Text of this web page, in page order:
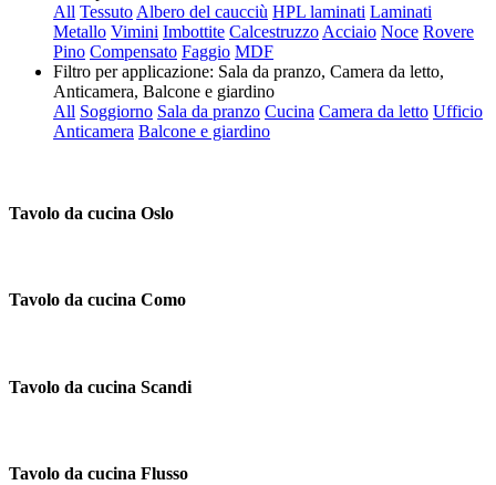
All TessutoAlbero del caucciù HPL laminati Laminati
Metallo Vimini Imbottite CalcestruzzoAcciaio Noce Rovere
Pino Compensato Faggio MDF
Filtro per applicazione: Sala da pranzo, Camera da letto,
Anticamera, Balcone e giardino
All Soggiorno Sala da pranzo Cucina Camera da letto Ufficio
Anticamera Balcone e giardino
Tavolo da cucina Oslo
Tavolo da cucina Como
Tavolo da cucina Scandi
Tavolo da cucina Flusso